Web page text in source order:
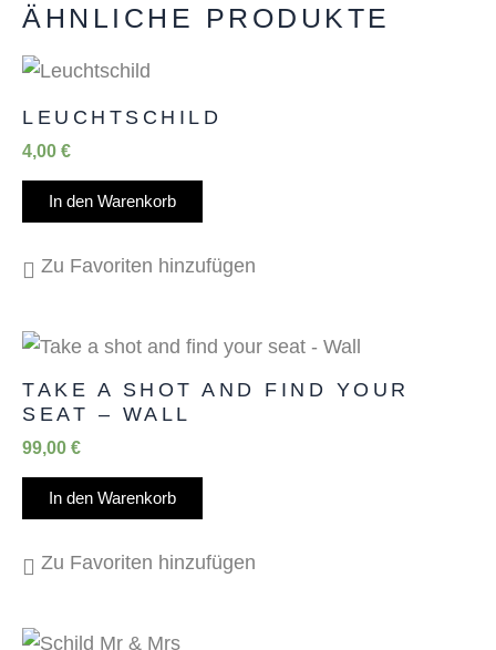
ÄHNLICHE PRODUKTE
LEUCHTSCHILD
4,00 €
In den Warenkorb
Zu Favoriten hinzufügen
TAKE A SHOT AND FIND YOUR
SEAT – WALL
99,00 €
In den Warenkorb
Zu Favoriten hinzufügen